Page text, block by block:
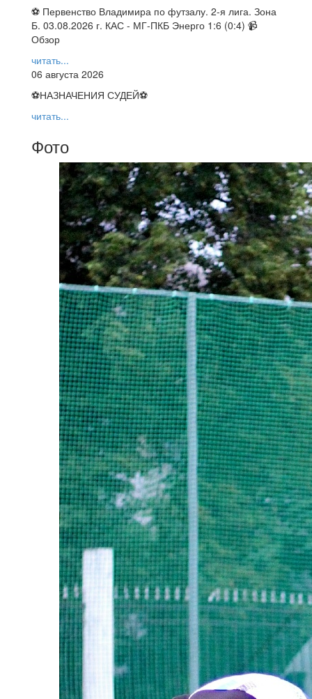
⚽ Первенство Владимира по футзалу. 2-я лига. Зона
Б. 03.08.2026 г. КАС - МГ-ПКБ Энерго 1:6 (0:4) 📹
Обзор
читать...
06 августа 2026
⚽НАЗНАЧЕНИЯ СУДЕЙ⚽
читать...
Фото